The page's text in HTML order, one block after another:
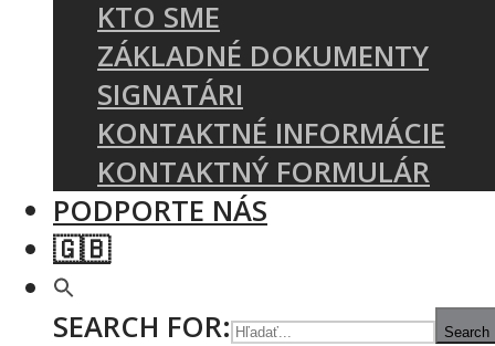
KTO SME
ZÁKLADNÉ DOKUMENTY
SIGNATÁRI
KONTAKTNÉ INFORMÁCIE
KONTAKTNÝ FORMULÁR
PODPORTE NÁS
🇬🇧
SEARCH FOR:
Search